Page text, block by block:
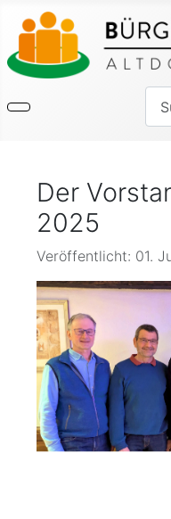
Der
2025
Details
Veröffentlicht: 01.